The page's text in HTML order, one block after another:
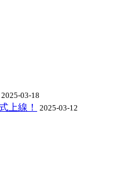
2025-03-18
上線！ 2025-03-12